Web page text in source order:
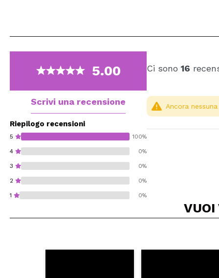
5.00
Scrivi una recensione
Riepilogo recensioni
5 100%
4 0%
3 0%
2 0%
1 0%
Ci sono 16
Ancora
VUOI